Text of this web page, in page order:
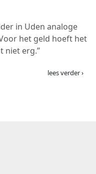
in Uden analoge
het geld hoeft het
niet erg.”
lees verder ›